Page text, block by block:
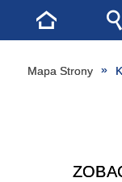
Mapa Strony
Strona
główna